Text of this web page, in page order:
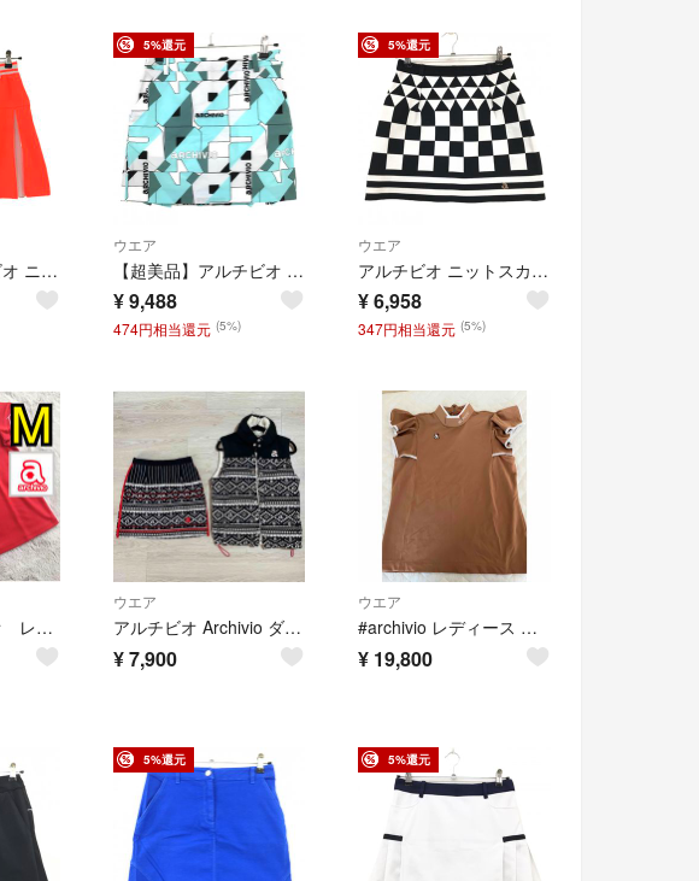
【美品】アルチビオ ニットプリーツスカート 蛍光オレンジ×白 ストレッチ ウエストゴム レディース 38(M) ゴルフウェア archivio
5%還元
ウエア
【超美品】アルチビオ スカート ライトブルー×ライトグレー×黒 総柄 後ろ裾プリーツ 裏地付 レディース 38(M) ゴルフウェア archivio
¥9,488
474円相当還元 (5%)
5%還元
ウエア
アルチビオ ニットスカート 白×黒 ブロックチェック トライアングル柄 ウエストゴム レディース 38(M) ゴルフウェア archivio
¥6,958
347円相当還元 (5%)
美品 アルチビオ レディース ゴルフウェア ポロシャツ 半袖 サイズM
ウエア
アルチビオ Archivio ダウン&スカートセット
¥7,900
ウエア
#archivio レディース ゴルフウェア トップス38 美品
¥ 19,800
5%還元 5%還元